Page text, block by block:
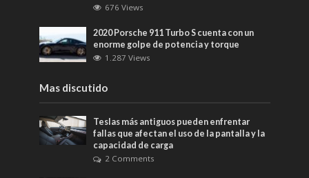
676 Views
2020 Porsche 911 Turbo S cuenta con un
enorme golpe de potencia y torque
1.287 Views
Mas discutido
Teslas más antiguos pueden enfrentar
fallas que afectan el uso de la pantalla y la
capacidad de carga
2 Comments